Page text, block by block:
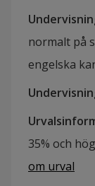
normalt på
engelska
35% och
om urval